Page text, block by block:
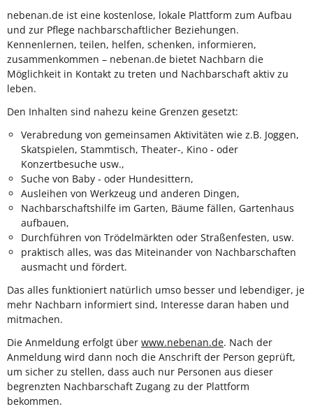
nebenan.de ist eine kostenlose, lokale Plattform zum Aufbau
und zur Pflege nachbarschaftlicher Beziehungen.
Kennenlernen, teilen, helfen, schenken, informieren,
zusammenkommen – nebenan.de bietet Nachbarn die
Möglichkeit in Kontakt zu treten und Nachbarschaft aktiv zu
leben.
Den Inhalten sind nahezu keine Grenzen gesetzt:
Verabredung von gemeinsamen Aktivitäten wie z.B. Joggen,
Skatspielen, Stammtisch, Theater-, Kino - oder
Konzertbesuche usw.,
Suche von Baby - oder Hundesittern,
Ausleihen von Werkzeug und anderen Dingen,
Nachbarschaftshilfe im Garten, Bäume fällen, Gartenhaus
aufbauen,
Durchführen von Trödelmärkten oder Straßenfesten, usw.
praktisch alles, was das Miteinander von Nachbarschaften
ausmacht und fördert.
Das alles funktioniert natürlich umso besser und lebendiger, je
mehr Nachbarn informiert sind, Interesse daran haben und
mitmachen.
Die Anmeldung erfolgt über www.nebenan.de. Nach der
Anmeldung wird dann noch die Anschrift der Person geprüft,
um sicher zu stellen, dass auch nur Personen aus dieser
begrenzten Nachbarschaft Zugang zu der Plattform
bekommen.